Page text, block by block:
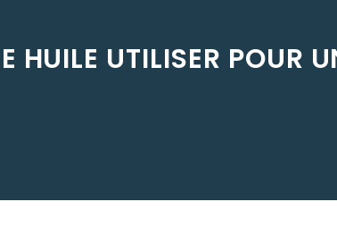
HUILE UTILISER POUR